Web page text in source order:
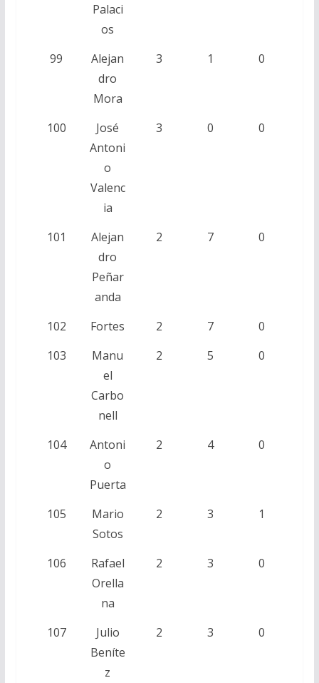
Palaci
os
99
Alejan
dro
Mora
3 1 0
100
José
Antoni
o
Valenc
ia
3 0 0
101
Alejan
dro
Peñar
anda
2 7 0
102 Fortes 2 7
0
103
Manu
el
Carbo
nell
2 5 0
104
Antoni
o
Puerta
2 4 0
105
Mario
Sotos
2 3 1
106
Rafael
Orella
na
2 3 0
107
Julio
Beníte
z
2 3 0